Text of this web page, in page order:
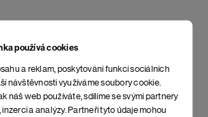
používá cookies
a reklam, poskytování funkcí sociálních
návštěvnosti využíváme soubory cookie.
náš web používáte, sdílíme se svými partnery
a analýzy. Partneři tyto údaje mohou